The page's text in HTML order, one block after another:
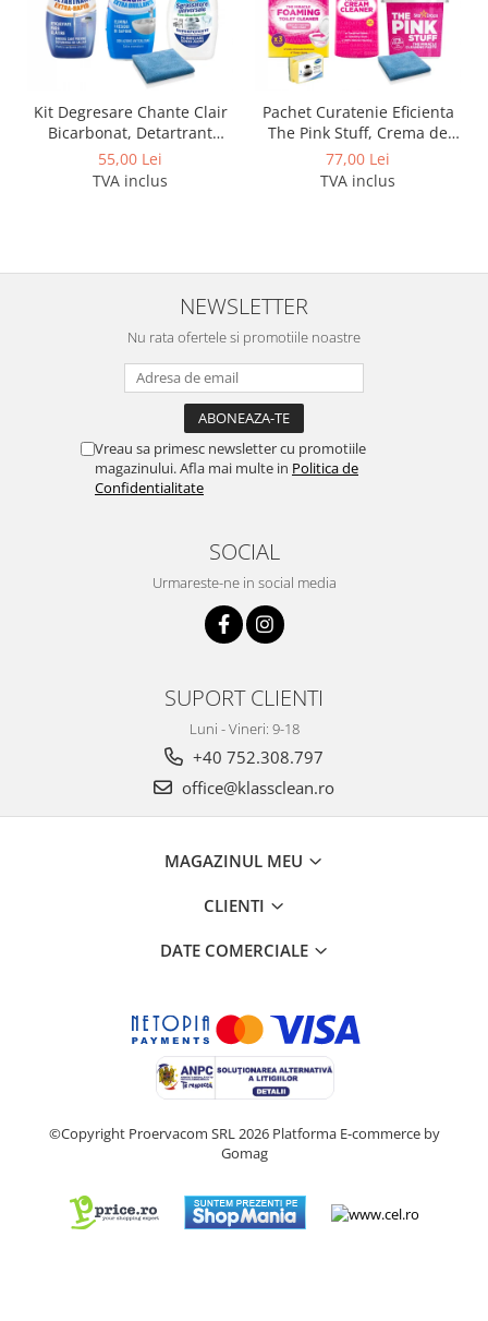
Kit Degresare Chante Clair
Bicarbonat, Detartrant
Extra-Rapid, Anticalcar si
Laveta Microfibra
55,00 Lei
TVA inclus
Pachet Curatenie Eficienta
The Pink Stuff, Crema de
curatare 500 ml, Pasta
Curatare 850 g, Pudra
77,00 Lei
TVA inclus
NEWSLETTER
Nu rata ofertele si promotiile noastre
Vreau sa primesc newsletter cu promotiile
magazinului. Afla mai multe in Politica de
Confidentialitate
SOCIAL
Urmareste-ne in social media
SUPORT CLIENTI
Luni - Vineri: 9-18
+40 752.308.797
office@klassclean.ro
MAGAZINUL MEU
CLIENTI
DATE COMERCIALE
©Copyright Proervacom SRL 2026 Platforma E-commerce by
Gomag